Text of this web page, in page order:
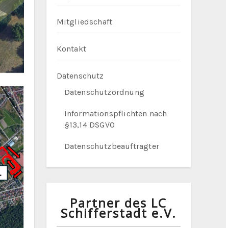
Mitgliedschaft
Kontakt
Datenschutz
Datenschutzordnung
Informationspflichten nach
§13,14 DSGVO
Datenschutzbeauftragter
Partner des LC
Schifferstadt e.V.